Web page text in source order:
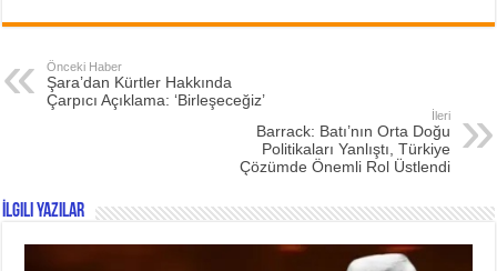
Önceki Haber
Şara’dan Kürtler Hakkında
Çarpıcı Açıklama: ‘Birleşeceğiz’
İleri
Barrack: Batı’nın Orta Doğu
Politikaları Yanlıştı, Türkiye
Çözümde Önemli Rol Üstlendi
İlgili Yazılar